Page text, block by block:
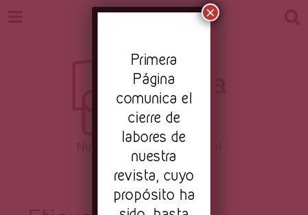
Revista
Nuestro periodismo cultural
Primera
Página
comunica el
cierre de
labores de
nuestra
revista, cuyo
propósito ha
×